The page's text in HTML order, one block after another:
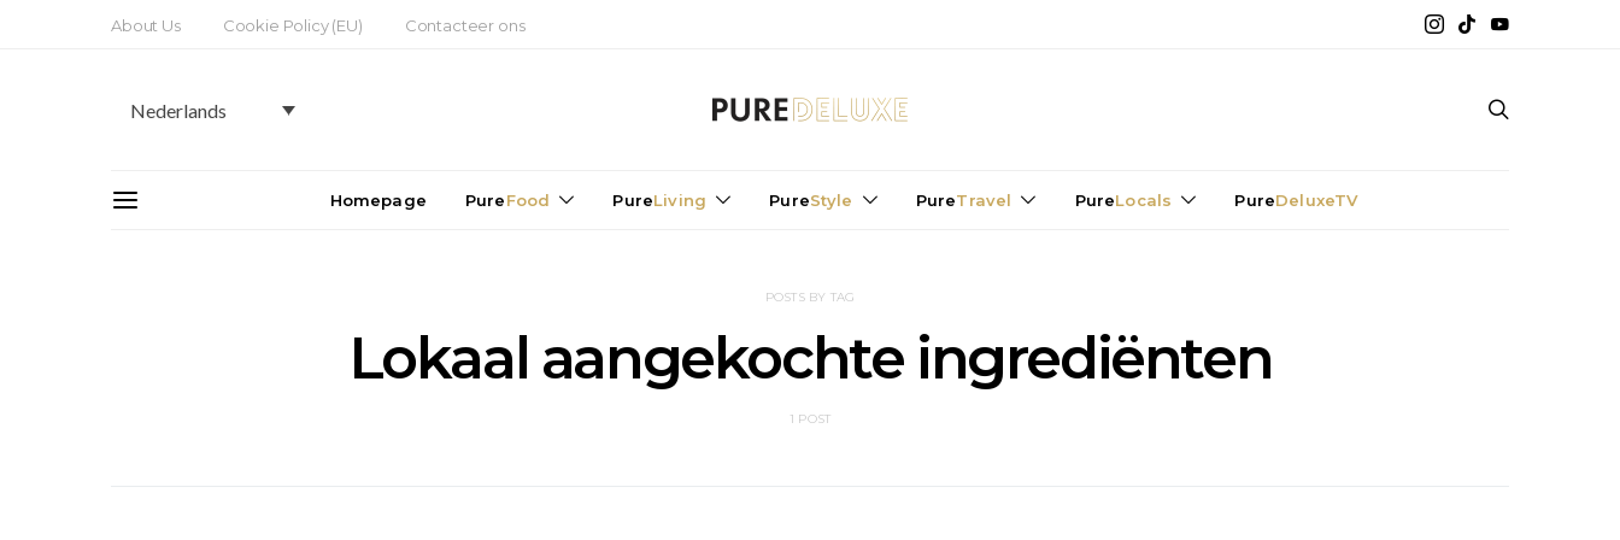
About Us Cookie Policy (EU) Contacteer ons
Nederlands
Homepage PureFood PureLiving PureStyle PureTravel PureLocals PureDeluxeTV
POSTS BY TAG
Lokaal aangekochte ingrediënten
1 POST